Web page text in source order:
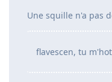
Une squille n'a pas
flavescen, tu